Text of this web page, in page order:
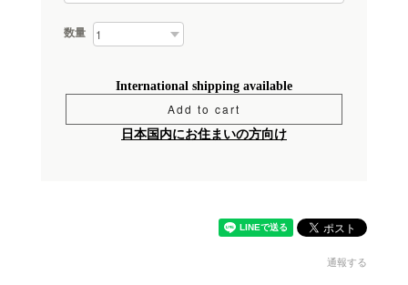
数量
International shipping available
Add to cart
日本国内にお住まいの方向け
通報する